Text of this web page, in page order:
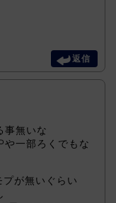
返信
事無いな
一部ろくでもな
が無いぐらい